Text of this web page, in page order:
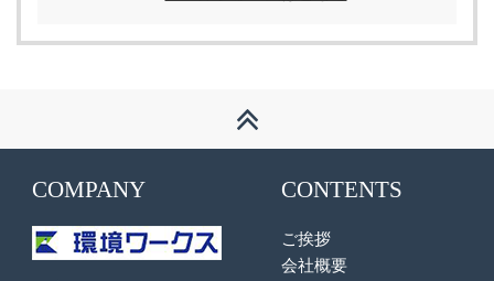
COMPANY CONTENTS
ご挨拶
会社概要